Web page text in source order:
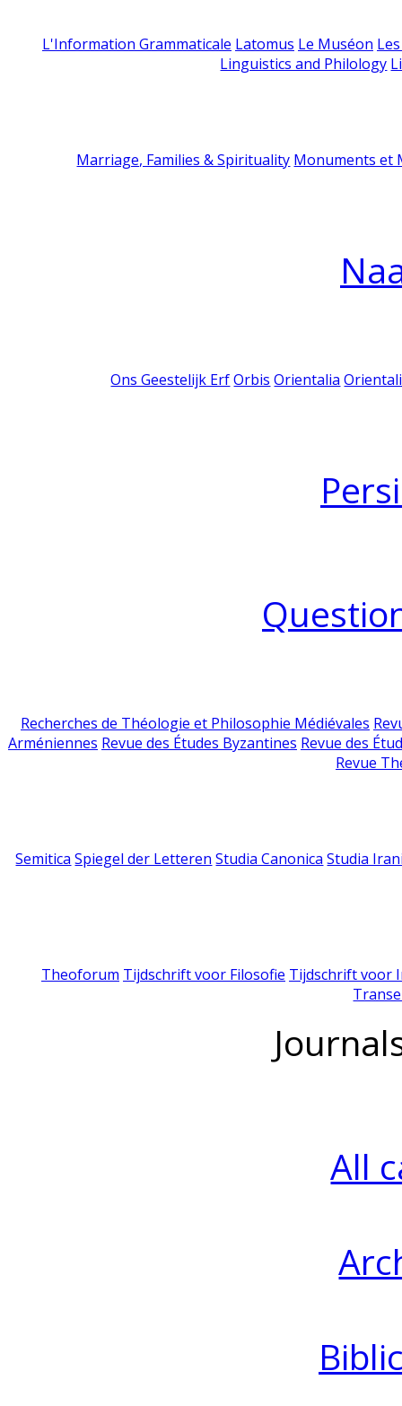
L'Information Grammaticale Latomus Le Muséon
Linguistics and Philology
Marriage, Families & Spirituality Monuments et
Ons Geestelijk Erf Orbis Orientalia
Recherches de Théologie et Philosophie Médiévales
Arméniennes Revue des Études Byzantines Revue des
Revue
Semitica Spiegel der Letteren Studia Canonica Studia
Theoforum Tijdschrift voor Filosofie Tijdschrift voor
All